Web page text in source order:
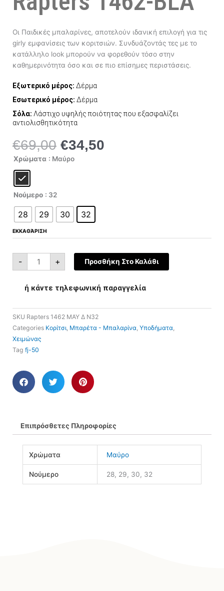
Οι Παιδικές μπαλαρίνες, αποτελούν ιδανική επιλογή για τις
girly εμφανίσεις των κοριτσιών. Συνδυάζοντάς τες με το
κατάλληλο look μπορούν να φορεθούν τόσο στην
καθημερινότητα όσο και σε πιο επίσημες περιστάσεις.
Εξωτερικό μέρος: Δέρμα
Εσωτερικό μέρος: Δέρμα
Σόλα: Λάστιχο υψηλής ποιότητας που εξασφαλίζει
αντιολισθητικότητα
€69,00 Original
price
€34,50
Χρώματα : Μαύρο
Νούμερο : 32
28 29 30 32
ΕΚΚΑΘΆΡΙΣΗ
-
1462-
ποσότητα
+ Προσθήκη Στο Καλάθι
ή κάντε τηλεφωνική παραγγελία
SKU Rapters 1462 ΜΑΥ Δ N32
Categories Κορίτσι Μπαρέτα - Μπαλαρίνα Υποδήματα
Χειμώνας
Tag fj-50
Επιπρόσθετες Πληροφορίες
Χρώματα Μαύρο
Νούμερο 28, 29, 30, 32